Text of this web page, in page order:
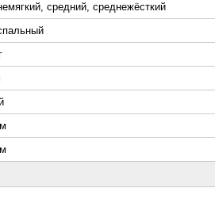
средний, среднежёсткий